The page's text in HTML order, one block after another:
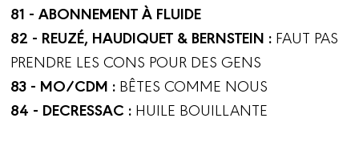
81 - ABONNEMENT À FLUIDE
82 - REUZÉ, HAUDIQUET & BERNSTEIN : FAUT PAS
PRENDRE LES CONS POUR DES GENS
83 - MO/CDM : BÊTES COMME NOUS
84 - DECRESSAC : HUILE BOUILLANTE